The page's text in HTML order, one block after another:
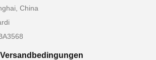
China